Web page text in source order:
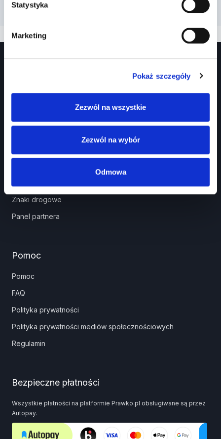
Statystyka
Marketing
Pokaż szczegóły
Zezwól na wszystkie
Zezwól na wybór
Odmowa
Prawko.pl
Znaki drogowe
Panel partnera
Pomoc
Pomoc
FAQ
Polityka prywatności
Polityka prywatności mediów społecznościowych
Regulamin
Bezpieczne płatności
Wszystkie płatności na platformie Prawko.pl obsługiwane są przez
Autopay.